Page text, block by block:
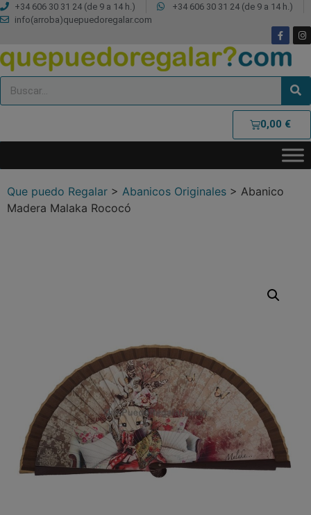
+34 606 30 31 24 (de 9 a 14 h.)
+34 606 30 31 24 (de 9 a 14 h.)
info(arroba)quepuedoregalar.com
0,00 €
Que puedo Regalar > Abanicos Originales > Abanico
Madera Malaka Rococó